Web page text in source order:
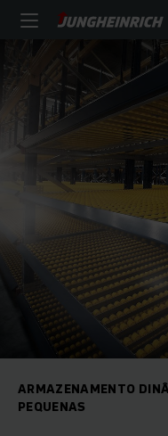
ARMAZENAMENTO
PEQUENAS